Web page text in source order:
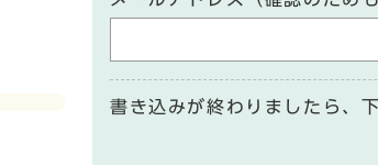
書き込みが終わりましたら、